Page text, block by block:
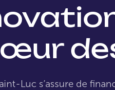
Luc s’assure de